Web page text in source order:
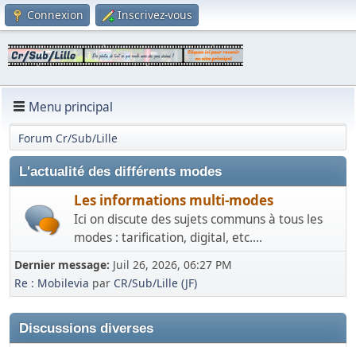
Connexion Inscrivez-vous
Menu principal
Forum Cr/Sub/Lille
L'actualité des différents modes
Les informations multi-modes
Ici on discute des sujets communs à tous les
modes : tarification, digital, etc....
Dernier message: Juil 26, 2026, 06:27 PM
Re : Mobilevia par CR/Sub/Lille (JF)
Discussions diverses